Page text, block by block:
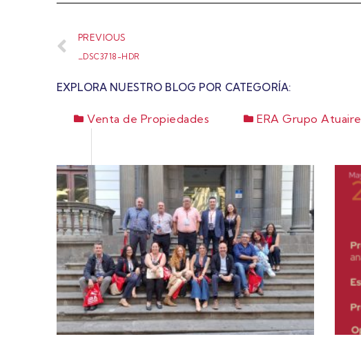
PREVIOUS
_DSC3718-HDR
EXPLORA NUESTRO BLOG POR CATEGORÍA:
Venta de Propiedades ERA Grupo Atuaire